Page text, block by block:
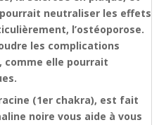
neutraliser les effets
l’ostéoporose.
les complications
comme elle pourrait
(1er chakra), est fait
noire vous aide à vous